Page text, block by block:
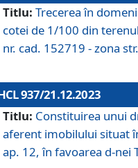
Titlu: Trecerea în
cotei de 1/100 din
nr. cad. 152719 - zona
937/21.12.2023
Titlu: Constituirea unui
aferent imobilului situat
ap. 12, în favoarea d-nei